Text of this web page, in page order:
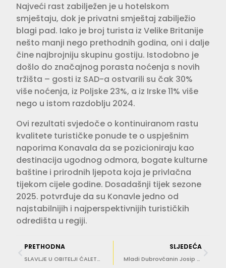
Najveći rast zabilježen je u hotelskom
smještaju, dok je privatni smještaj zabilježio
blagi pad. Iako je broj turista iz Velike Britanije
nešto manji nego prethodnih godina, oni i dalje
čine najbrojniju skupinu gostiju. Istodobno je
došlo do značajnog porasta noćenja s novih
tržišta – gosti iz SAD-a ostvarili su čak 30%
više noćenja, iz Poljske 23%, a iz Irske 11% više
nego u istom razdoblju 2024.
Ovi rezultati svjedoče o kontinuiranom rastu
kvalitete turističke ponude te o uspješnim
naporima Konavala da se pozicioniraju kao
destinacija ugodnog odmora, bogate kulturne
baštine i prirodnih ljepota koja je privlačna
tijekom cijele godine. Dosadašnji tijek sezone
2025. potvrđuje da su Konavle jedno od
najstabilnijih i najperspektivnijih turističkih
odredišta u regiji.
PRETHODNA
SLAVLJE U OBITELJI ĆALETA-CAR Adriana suprugu napisala predivnu poruku
SLJEDEĆA
Mladi Dubrovčanin Josip Bačić predstavio novu pjesmu – ‘Spašeni’